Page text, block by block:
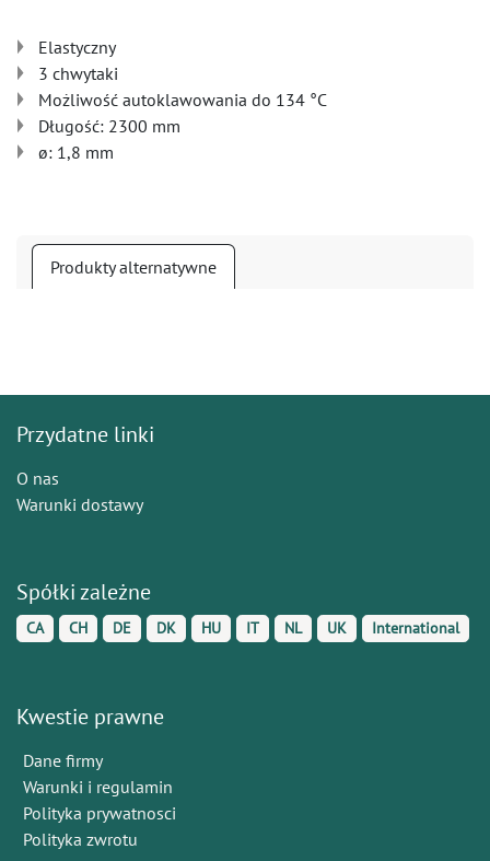
Elastyczny
3 chwytaki
Możliwość autoklawowania do 134 °C
Długość: 2300 mm
ø: 1,8 mm
Produkty alternatywne
Przydatne linki
O nas
Warunki dostawy
Spółki zależne
CA CH DE DK HU IT NL UK International
Kwestie prawne
Dane firmy
Warunki i regulamin
Polityka prywatnosci
Polityka zwrotu